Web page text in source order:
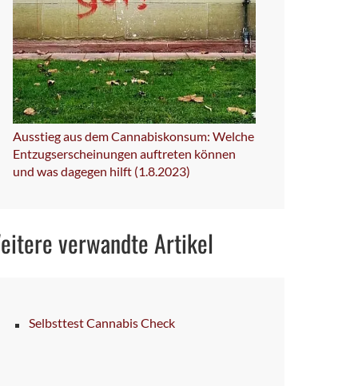
Ausstieg aus dem Cannabiskonsum: Welche
Entzugserscheinungen auftreten können
und was dagegen hilft (1.8.2023)
verwandte Artikel
Selbsttest Cannabis Check